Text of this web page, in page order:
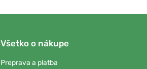
Všetko o nákupe
Preprava a platba